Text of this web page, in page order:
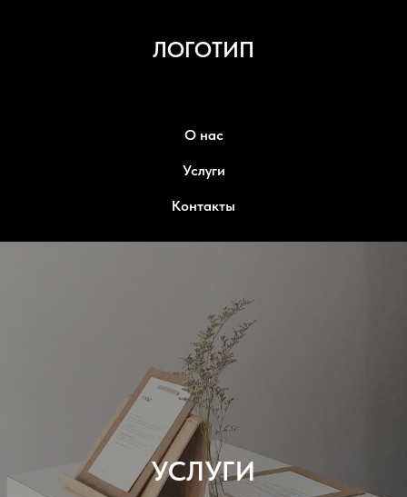
ЛОГОТИП
О нас
Услуги
Контакты
УСЛУГИ